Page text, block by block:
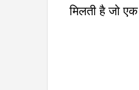
मिलती है जो